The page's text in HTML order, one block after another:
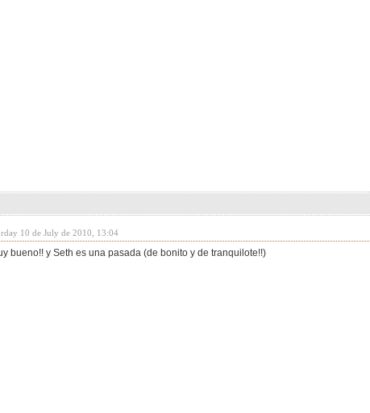
10 de July de 2010, 13:04
bueno!! y Seth es una pasada (de bonito y de tranquilote!!)